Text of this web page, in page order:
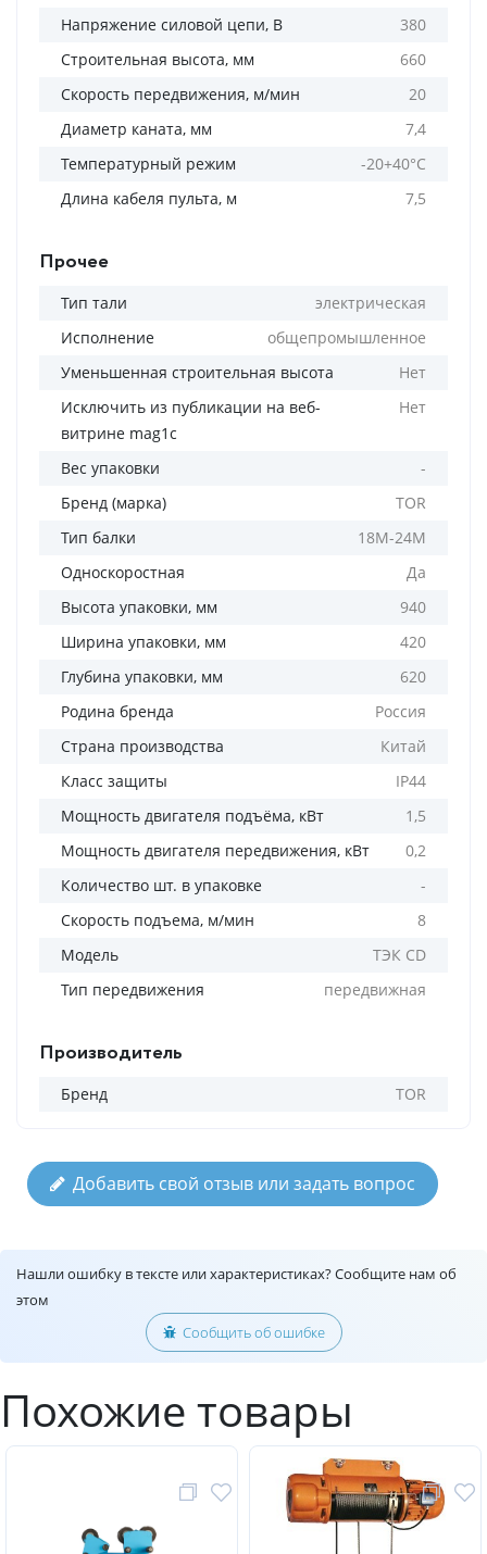
Напряжение силовой цепи, В
380
Строительная высота, мм
660
Скорость передвижения, м/мин
20
Диаметр каната, мм
7,4
Температурный режим
-20+40°С
Длина кабеля пульта, м
7,5
Прочее
Тип тали
электрическая
Исполнение
общепромышленное
Уменьшенная строительная высота
Нет
Исключить из публикации на веб-
витрине mag1c
Нет
Вес упаковки
-
Бренд (марка)
TOR
Тип балки
18M-24M
Односкоростная
Да
Высота упаковки, мм
940
Ширина упаковки, мм
420
Глубина упаковки, мм
620
Родина бренда
Россия
Страна производства
Китай
Класс защиты
IP44
Мощность двигателя подъёма, кВт
1,5
Мощность двигателя передвижения, кВт
0,2
Количество шт. в упаковке
-
Скорость подъема, м/мин
8
Модель
ТЭК CD
Тип передвижения
передвижная
Производитель
Бренд TOR
Добавить свой отзыв или задать вопрос
Нашли ошибку в тексте или характеристиках? Сообщите нам об
этом
Сообщить об ошибке
Похожие товары